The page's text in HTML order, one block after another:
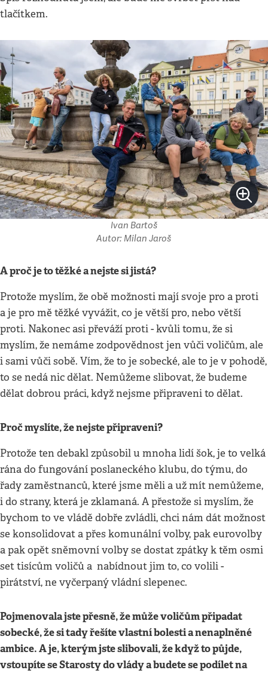
tlačítkem.
Ivan Bartoš
Autor: Milan Jaroš
A proč je to těžké a nejste si jistá?
Protože myslím, že obě možnosti mají svoje pro a proti
a je pro mě těžké vyvážit, co je větší pro, nebo větší
proti. Nakonec asi převáží proti - kvůli tomu, že si
myslím, že nemáme zodpovědnost jen vůči voličům, ale
i sami vůči sobě. Vím, že to je sobecké, ale to je v pohodě,
to se nedá nic dělat. Nemůžeme slibovat, že budeme
dělat dobrou práci, když nejsme připraveni to dělat.
Proč myslíte, že nejste připraveni?
Protože ten debakl způsobil u mnoha lidí šok, je to velká
rána do fungování poslaneckého klubu, do týmu, do
řady zaměstnanců, které jsme měli a už mít nemůžeme,
i do strany, která je zklamaná. A přestože si myslím, že
bychom to ve vládě dobře zvládli, chci nám dát možnost
se konsolidovat a přes komunální volby, pak eurovolby
a pak opět sněmovní volby se dostat zpátky k těm osmi
set tisícům voličů a nabídnout jim to, co volili -
pirátství, ne vyčerpaný vládní slepenec.
Pojmenovala jste přesně, že může voličům připadat
sobecké, že si tady řešíte vlastní bolesti a nenaplněné
ambice. A je, kterým jste slibovali, že když to půjde,
vstoupíte se Starosty do vlády a budete se podílet na